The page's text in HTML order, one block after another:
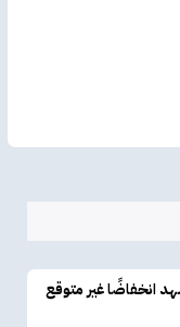
انخفاضًا غير متوقع